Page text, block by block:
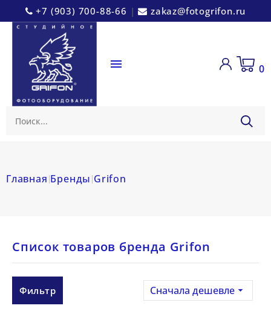
+7 (903) 700-88-66 | zakaz@fotogrifon.ru
 0
Главная Бренды Grifon
Список товаров бренда Grifon
Фильтр
света Сначала дешевле 